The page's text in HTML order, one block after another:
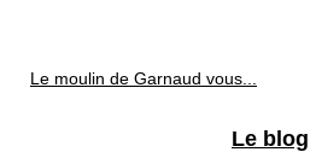
Le moulin de Garnaud vous...
Le blog